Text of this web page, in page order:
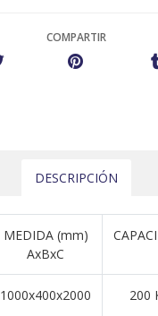
COMPARTIR
DESCRIPCIÓN
MEDIDA (mm)
AxBxC
1000x400x2000 200